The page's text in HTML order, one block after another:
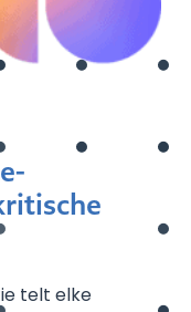
telt elke